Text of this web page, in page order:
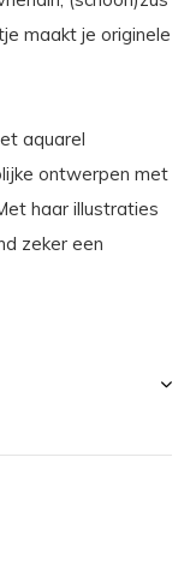
maakt je originele
aquarel
ontwerpen met
haar illustraties
zeker een